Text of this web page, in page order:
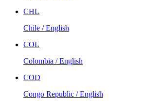
CHL
Chile / English
COL
Colombia / English
COD
Congo Republic / English